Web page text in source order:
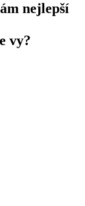
nejlepší
vy?